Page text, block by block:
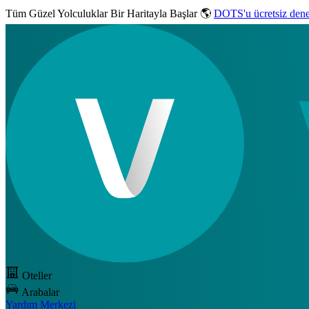
Tüm Güzel YolculuklarBir Haritayla Başlar 🌎 DOTS'u ücretsiz
Oteller
Arabalar
Yardım Merkezi